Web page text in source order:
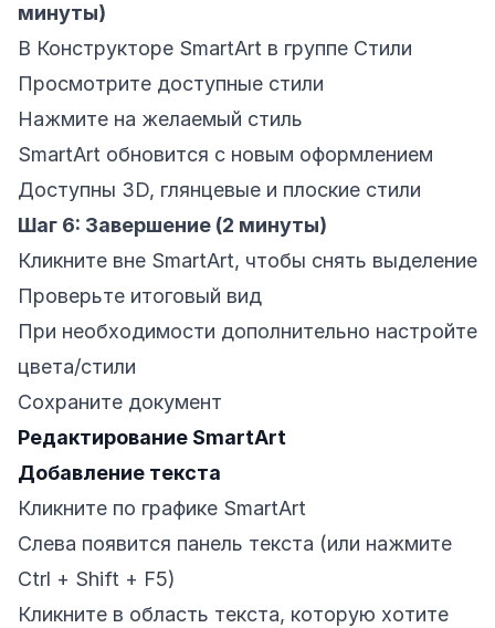
минуты)
В Конструкторе SmartArt в группе Стили
Просмотрите доступные стили
Нажмите на желаемый стиль
SmartArt обновится с новым оформлением
Доступны 3D, глянцевые и плоские стили
Шаг 6: Завершение (2 минуты)
Кликните вне SmartArt, чтобы снять выделение
Проверьте итоговый вид
При необходимости дополнительно настройте
цвета/стили
Сохраните документ
Редактирование SmartArt
Добавление текста
Кликните по графике SmartArt
Слева появится панель текста (или нажмите
Ctrl + Shift + F5)
Кликните в область текста, которую хотите